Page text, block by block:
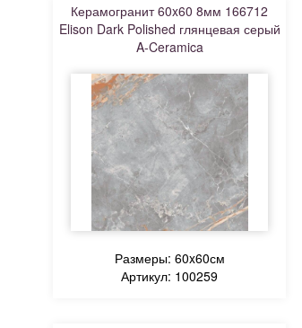
Керамогранит 60x60 8мм 166712
Elison Dark Polished глянцевая серый
A-Ceramica
Размеры: 60x60см
Артикул: 100259